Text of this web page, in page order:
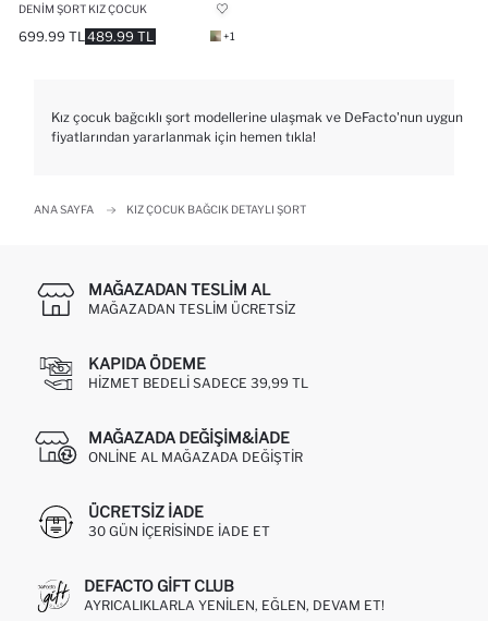
DENIM ŞORT KIZ ÇOCUK
489.99 TL
699.99 TL +1
Kız çocuk bağcıklı şort modellerine ulaşmak ve DeFacto'nun uygun
fiyatlarından yararlanmak için hemen tıkla!
ANA SAYFA KIZ ÇOCUK BAĞCIK DETAYLI ŞORT
MAĞAZADAN TESLIM AL
MAĞAZADAN TESLIM ÜCRETSIZ
KAPIDA ÖDEME
HIZMET BEDELI SADECE 39,99 TL
MAĞAZADA DEĞIŞIM&İADE
ONLINE AL MAĞAZADA DEĞIŞTIR
ÜCRETSIZ IADE
30 GÜN IÇERISINDE IADE ET
DEFACTO GIFT CLUB
AYRICALIKLARLA YENILEN, EĞLEN, DEVAM ET!